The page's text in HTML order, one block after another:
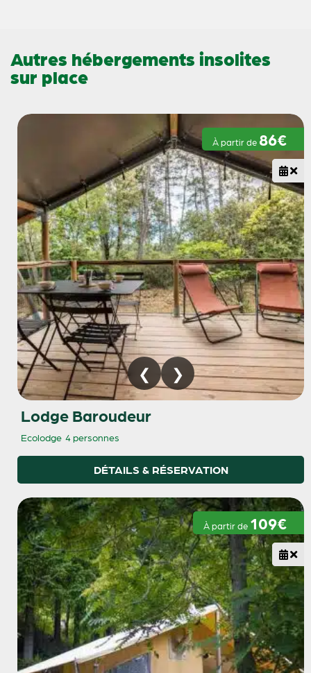
Autres hébergements insolites
sur place
À partir de 86€
Lodge Baroudeur
Ecolodge 4 personnes
DÉTAILS & RÉSERVATION
À partir de 109€